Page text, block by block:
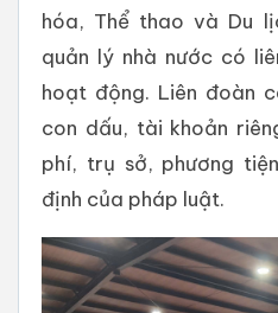
hóa, Thể thao và Du
quản lý nhà nước có
hoạt động. Liên đoàn
con dấu, tài khoản
phí, trụ sở, phương
định của pháp luật.